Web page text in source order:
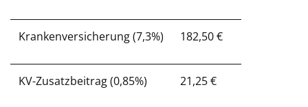
Krankenversicherung (7,3%) 182,50 €
KV-Zusatzbeitrag (0,85%) 21,25 €